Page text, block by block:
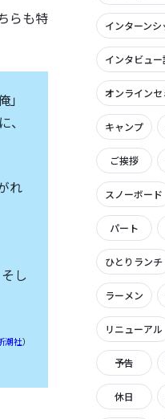
らも特
、
れ
し
潮社）
インターンシ
インタビュー
オンラインセ
キャンプ
ご挨拶
スノーボード
パート
ひとりランチ
ラーメン
リニューアル
予告
休日